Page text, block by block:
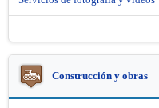
Construcción y obras